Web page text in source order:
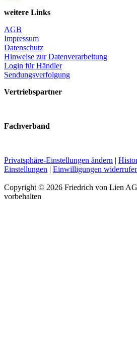
weitere Links
AGB
Impressum
Datenschutz
Hinweise zur Datenverarbeitung
Login für Händler
Sendungsverfolgung
Vertriebspartner
Fachverband
Privatsphäre-Einstellungen ändern |
Einstellungen | Einwilligungen
Copyright © 2026 Friedrich von Lien
vorbehalten